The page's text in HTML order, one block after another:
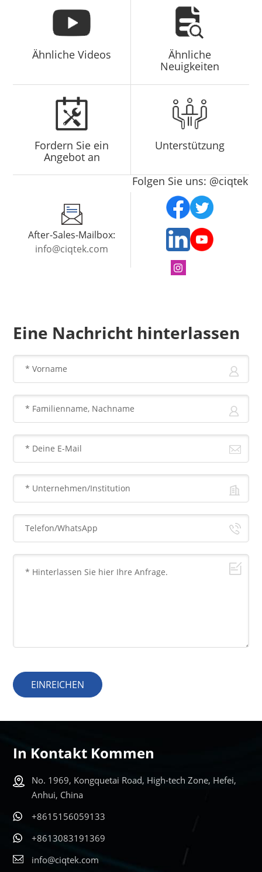
Ähnliche Videos
Ähnliche
Neuigkeiten
Fordern Sie ein
Angebot an
Unterstützung
After-Sales-Mailbox:
info@ciqtek.com
Folgen Sie uns: @ciqtek
Eine Nachricht hinterlassen
EINREICHEN
In Kontakt Kommen
No. 1969, Kongquetai Road, High-tech Zone, Hefei,
Anhui, China
+8615156059133
+8613083191369
info@ciqtek.com